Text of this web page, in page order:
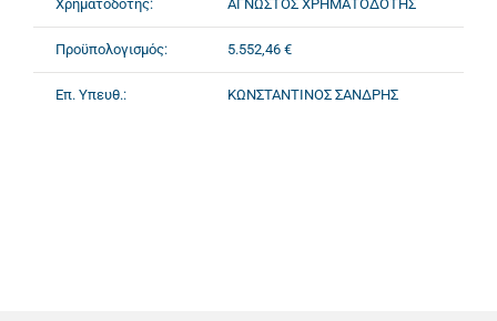
Χρηματοδότης: ΑΓΝΩΣΤΟΣ ΧΡΗΜΑΤΟΔΟΤΗΣ
Προϋπολογισμός: 5.552,46 €
Επ. Υπευθ.: ΚΩΝΣΤΑΝΤΙΝΟΣ ΣΑΝΔΡΗΣ